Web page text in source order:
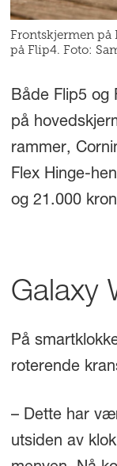
Frontskjermen på
på Flip4. Foto:
Både Flip5 og
på
rammer,
Flex Hinge-
og 21.000
Galaxy
På
roterende
– Dette har
utsiden av